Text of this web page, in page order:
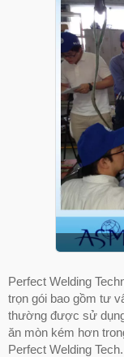
Perfect Welding
trọn gói bao gồm tư
thường được sử
ăn mòn kém hơn
Perfect Welding